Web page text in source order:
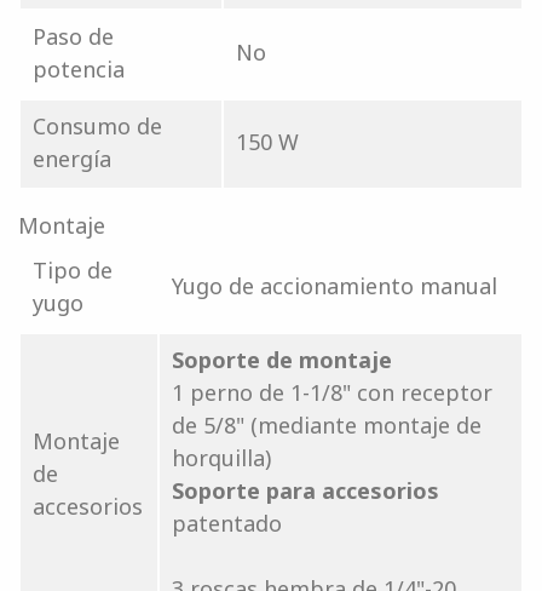
Paso de
potencia
No
Consumo de
energía
150 W
Montaje
Tipo de
yugo
Yugo de accionamiento manual
Montaje
de
accesorios
Soporte de montaje
1 perno de 1-1/8" con receptor
de 5/8" (mediante montaje de
horquilla)
Soporte para accesorios
patentado